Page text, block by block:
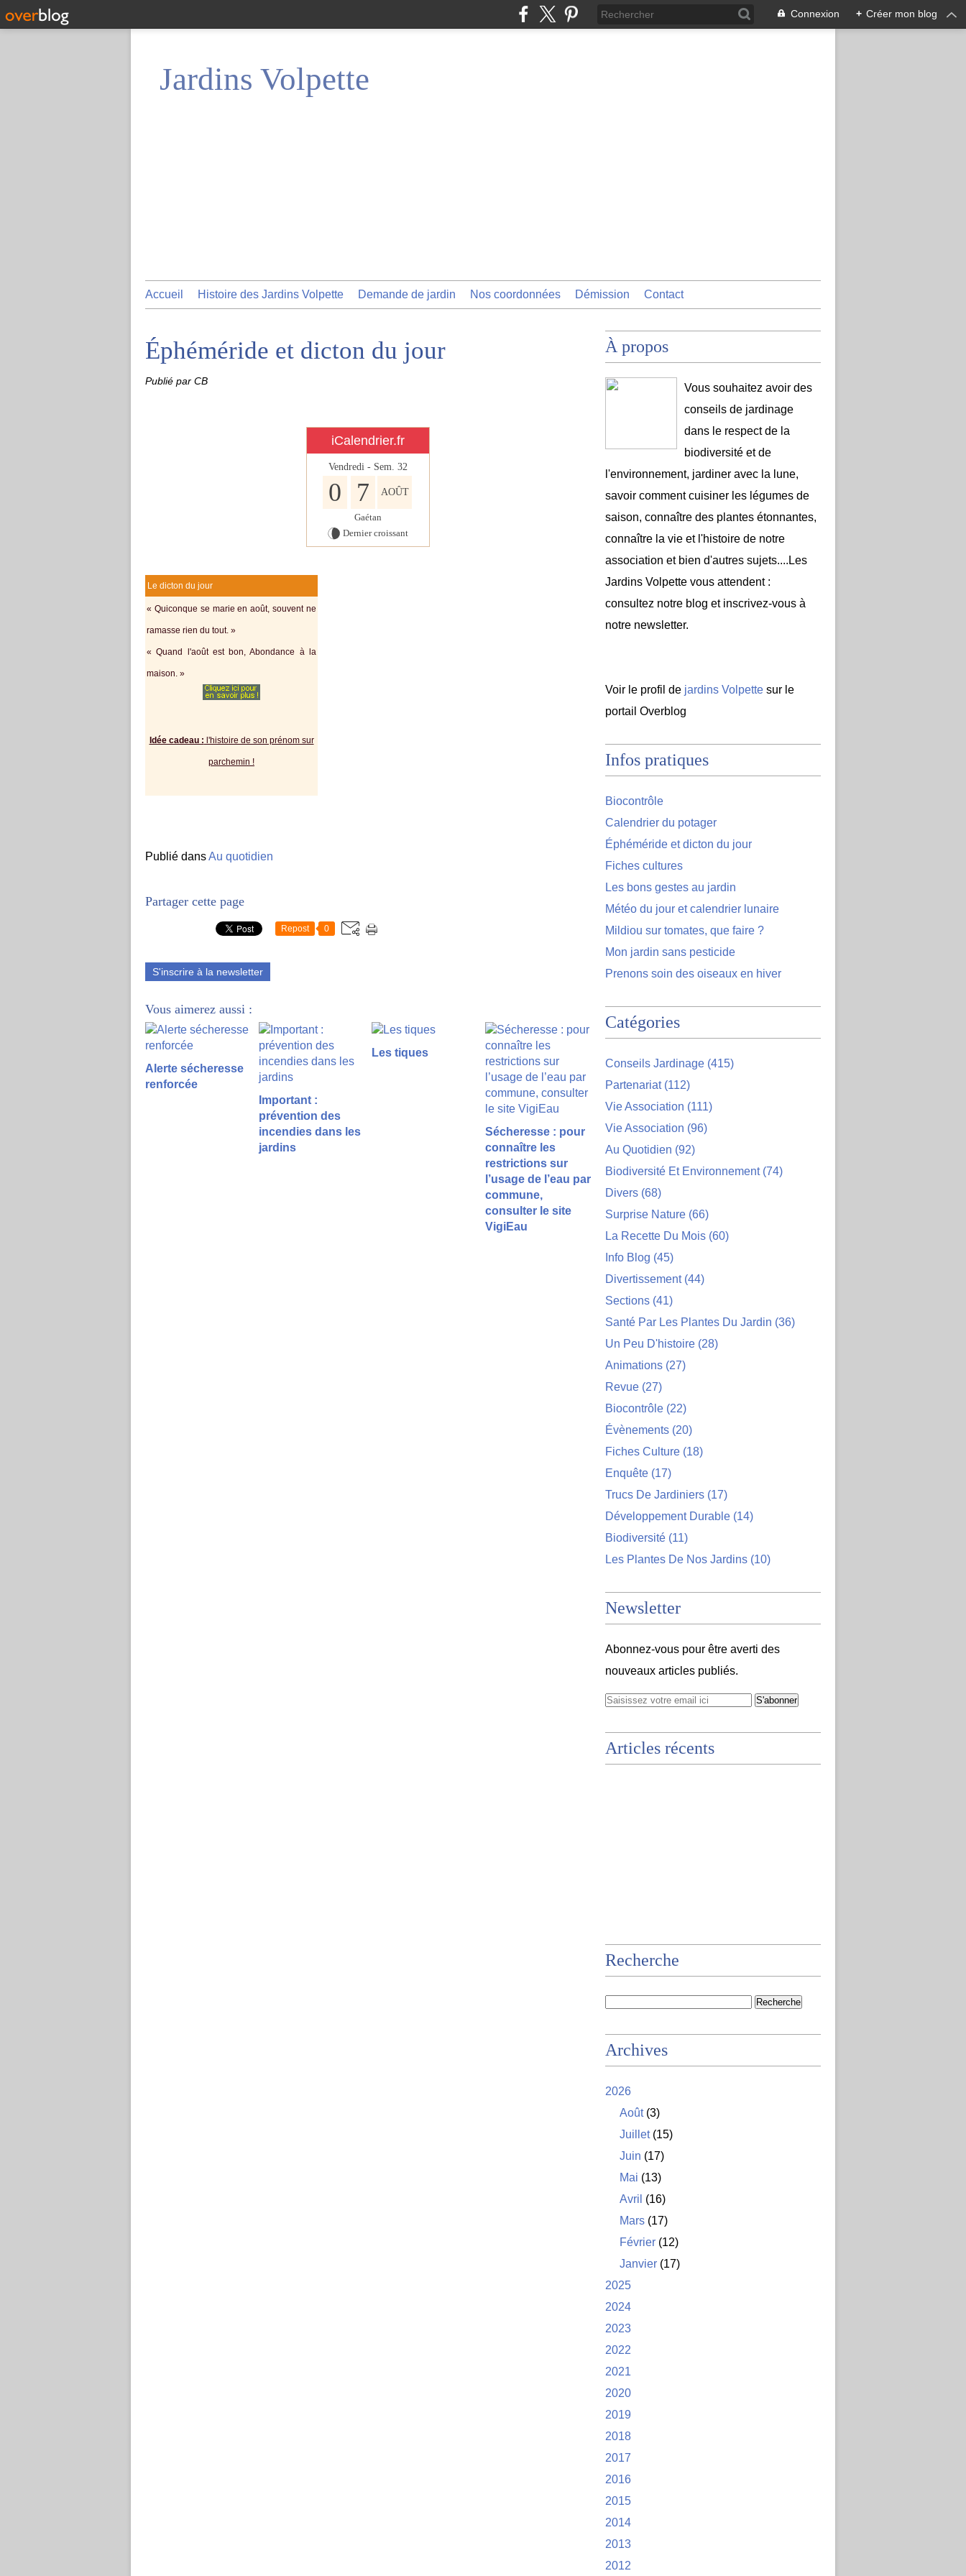
Connexion + Créer mon blog
Jardins Volpette
Accueil Histoire des Jardins Volpette Demande de jardin Nos coordonnées Démission Contact
Éphéméride et dicton du jour
Publié par CB
iCalendrier.fr
Vendredi - Sem. 32
0 7 AOÛT
Gaétan
Dernier croissant
Le dicton du jour
« Quiconque se marie en août, souvent ne
rаmаssе riеn du tοut. »
« Quаnd l'août est bon, Abondance à la
maison. »
Idée cadeau : l'histoire de son prénom sur
parchemin !
Publié dansAu quotidien
Partager cette page
Repost 0
S'inscrire à la newsletter
Vous aimerez aussi :
Alerte sécheresse
renforcée
Important :
prévention des
incendies dans les
jardins
Les tiques
Sécheresse : pour
connaître les
restrictions sur
l’usage de l’eau par
commune,
consulter le site
VigiEau
À propos
Vous souhaitez avoir des
conseils de jardinage
dans le respect de la
biodiversité et de
l'environnement, jardiner avec la lune,
savoir comment cuisiner les légumes de
saison, connaître des plantes étonnantes,
connaître la vie et l'histoire de notre
association et bien d'autres sujets....Les
Jardins Volpette vous attendent :
consultez notre blog et inscrivez-vous à
notre newsletter.
Voir le profil de jardins Volpette sur le
portail Overblog
Infos pratiques
Biocontrôle
Calendrier du potager
Éphéméride et dicton du jour
Fiches cultures
Les bons gestes au jardin
Météo du jour et calendrier lunaire
Mildiou sur tomates, que faire ?
Mon jardin sans pesticide
Prenons soin des oiseaux en hiver
Catégories
Conseils Jardinage (415)
Partenariat(112)
Vie Association (111)
Vie Association (96)
Au Quotidien (92)
Biodiversité Et Environnement(74)
Divers (68)
Surprise Nature (66)
La Recette Du Mois (60)
Info Blog (45)
Divertissement(44)
Sections (41)
Santé Par Les Plantes Du Jardin (36)
Un Peu D'histoire (28)
Animations (27)
Revue (27)
Biocontrôle (22)
Évènements (20)
Fiches Culture (18)
Enquête (17)
Trucs De Jardiniers (17)
Développement Durable (14)
Biodiversité (11)
Les Plantes De Nos Jardins (10)
Newsletter
Abonnez-vous pour être averti des
nouveaux articles publiés.
Articles récents
Recherche
Archives
2026
Août(3)
Juillet(15)
Juin (17)
Mai (13)
Avril (16)
Mars (17)
Février (12)
Janvier (17)
2025
2024
2023
2022
2021
2020
2019
2018
2017
2016
2015
2014
2013
2012